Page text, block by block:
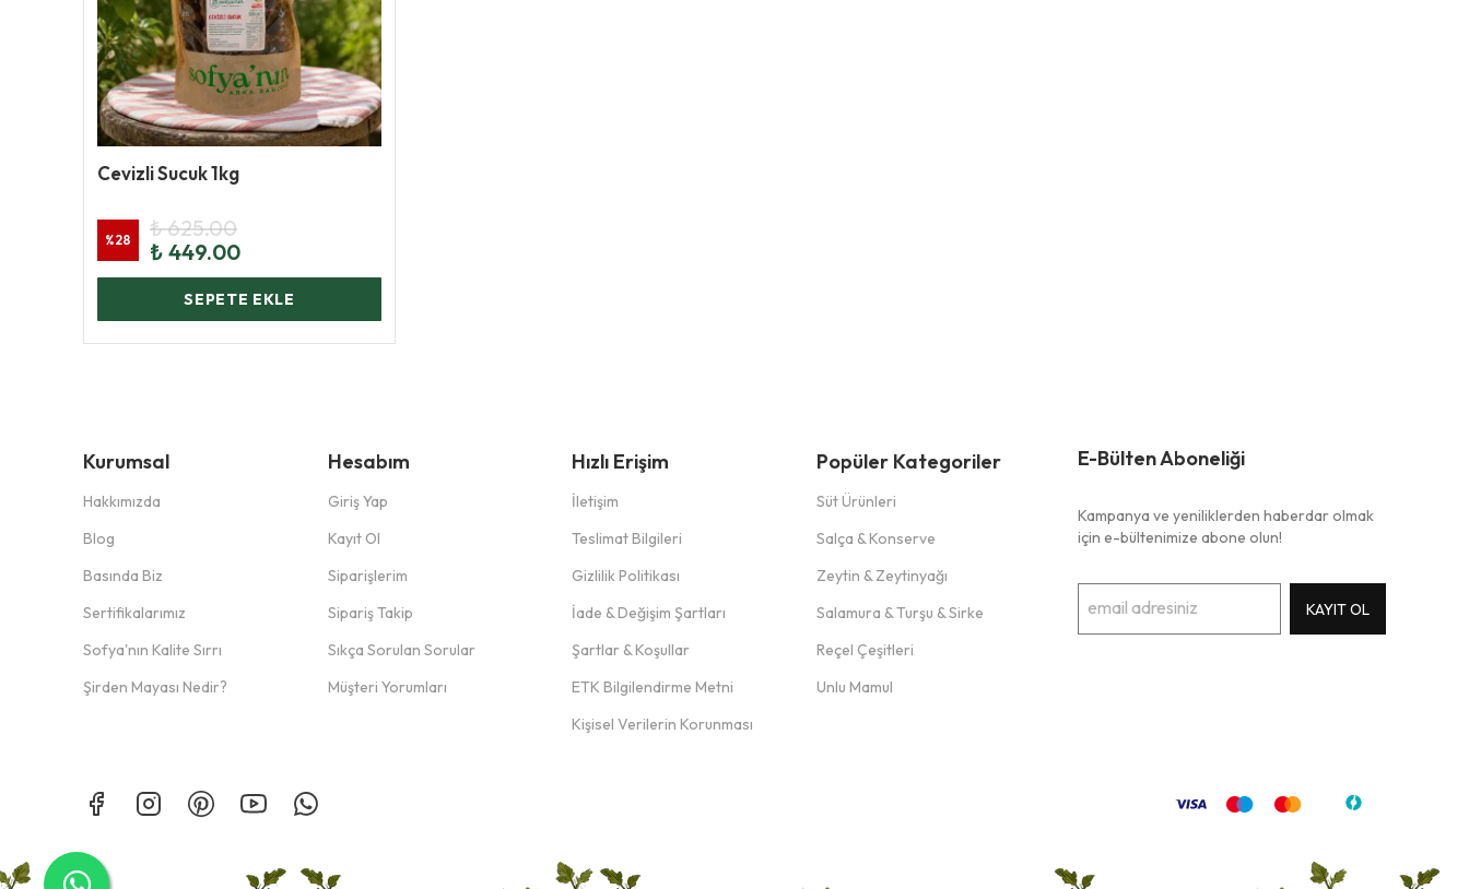
Cevizli Sucuk 1kg
%28
₺ 625.00
₺ 449.00
SEPETE EKLE
Kurumsal
Hakkımızda
Blog
Basında Biz
Sertifikalarımız
Sofya'nın Kalite Sırrı
Şirden Mayası Nedir?
Hesabım
Giriş Yap
Kayıt Ol
Siparişlerim
Sipariş Takip
Sıkça Sorulan Sorular
Müşteri Yorumları
Hızlı Erişim
İletişim
Teslimat Bilgileri
Gizlilik Politikası
İade & Değişim Şartları
Şartlar & Koşullar
ETK Bilgilendirme Metni
Kişisel Verilerin Korunması
Popüler Kategoriler
Süt Ürünleri
Salça & Konserve
Zeytin & Zeytinyağı
Salamura & Turşu & Sirke
Reçel Çeşitleri
Unlu Mamul
E-Bülten Aboneliği
Kampanya ve yeniliklerden haberdar olmak
için e-bültenimize abone olun!
KAYIT OL